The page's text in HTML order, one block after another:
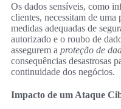
Os dados sensíveis, como
clientes, necessitam de
medidas adequadas de
autorizado e o roubo de
assegurem a proteção de
consequências desastrosas
continuidade dos negócios.
Impacto de um Ataque